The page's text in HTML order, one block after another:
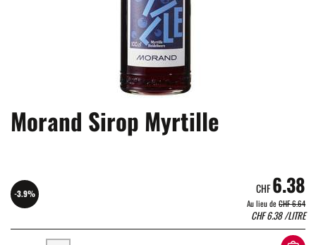
Morand Sirop Myrtille
-3.9% CHF6.38
Au lieu deCHF 6.64
CHF6.38/LITRE